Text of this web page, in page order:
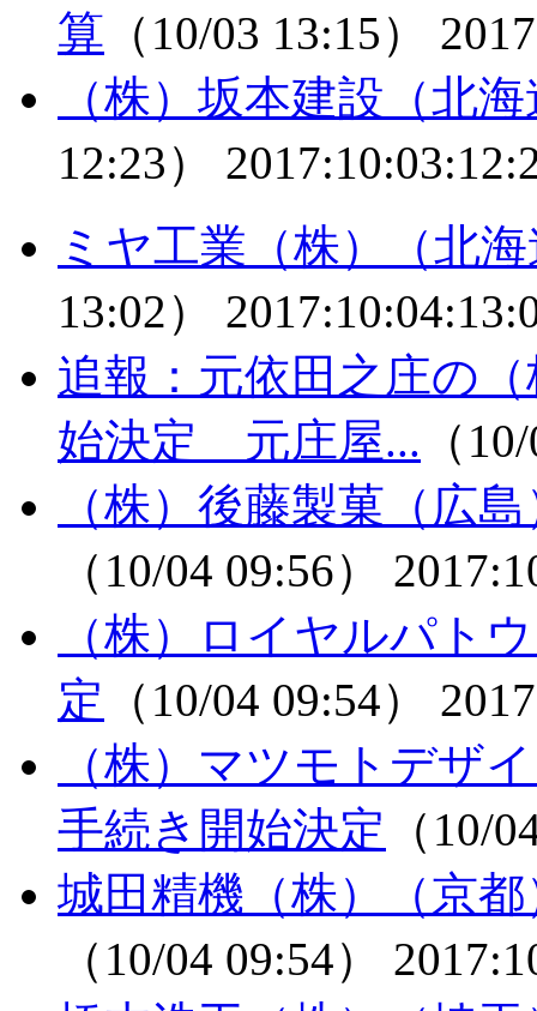
算 （10/03 13:15）
（株）坂本建設（北
12:23）
ミヤ工業（株）（北
13:02）
追報：元依田之庄の
始決定 元庄屋... （
（株）後藤製菓（広
（10/04 09:56）
（株）ロイヤルパト
定 （10/04 09:54）
（株）マツモトデザ
手続き開始決定 （10/
城田精機（株）（京
（10/04 09:54）